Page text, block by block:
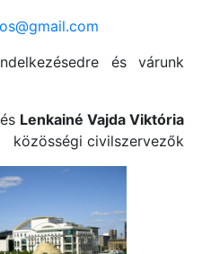
és várunk
és Lenkainé Vajda Viktória
közösségi civilszervezők